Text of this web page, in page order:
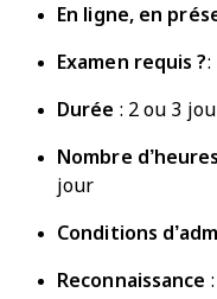
En ligne, en
Examen requis ?:
Durée : 2 ou 3
Nombre
jour
Conditions
Reconnaissance